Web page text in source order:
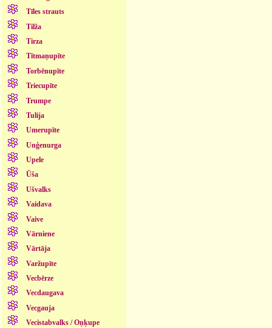
Tīles strauts
Tilža
Tirza
Tītmaņupīte
Torbēnupīte
Triecupīte
Trumpe
Tulija
Umerupīte
Unģenurga
Upele
Ūša
Ušvalks
Vaidava
Vaive
Vārniene
Vārtāja
Varžupīte
Vecbērze
Vecdaugava
Vecgauja
Vecistabvalks / Oņķupe